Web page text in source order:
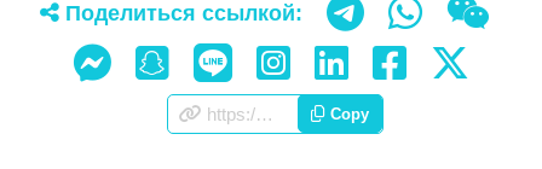
Поделиться ссылкой:
https://appscorporation.com/ru/slidingpuzzle.html Copy